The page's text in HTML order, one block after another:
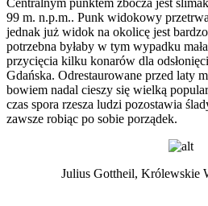
99 m. n.p.m.. Punk widokowy
jednak już widok na okolicę jest
potrzebna byłaby w tym wypadku
przycięcia kilku konarów dla
Gdańska. Odrestaurowane przed laty
bowiem nadal cieszy się wielką
czas spora rzesza ludzi pozostawia
zawsze robiąc po sobie porządek.
Julius Gottheil, Królewskie